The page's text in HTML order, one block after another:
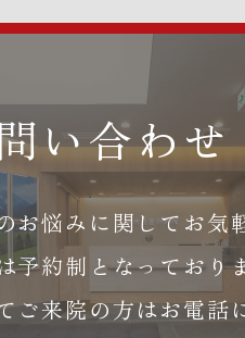
い合わせ
お悩みに関して お気
予約制となっており
ご来院の方はお電話